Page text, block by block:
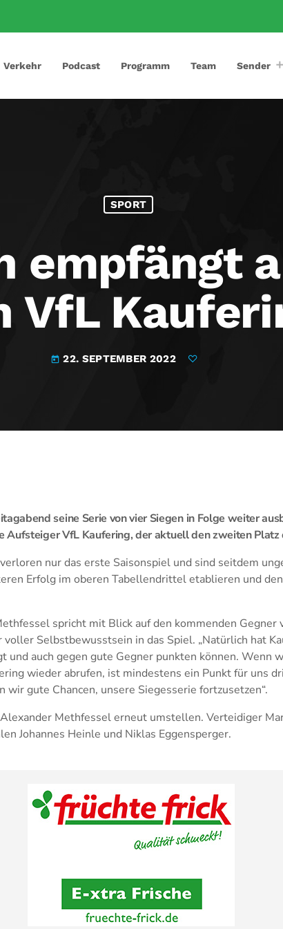
Verkehr Podcast Programm Team Sender
SPORT
empfängt
VfL
today 22. SEPTEMBER 2022
seine Serie von vier Siegen in Folge weiter
Aufsteiger VfL Kaufering, der aktuell den zweiten
nur das erste Saisonspiel und sind seitdem
Erfolg im oberen Tabellendrittel etablieren und
spricht mit Blick auf den kommenden Gegner
voller Selbstbewusstsein in das Spiel. „Natürlich hat
und auch gegen gute Gegner punkten können. Wenn
wieder abrufen, ist mindestens ein Punkt für uns
wir gute Chancen, unsere Siegesserie fortzusetzen“.
Methfessel erneut umstellen. Verteidiger
Johannes Heinle und Niklas Eggensperger.